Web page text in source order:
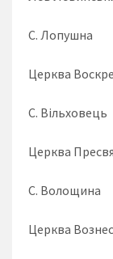
С. Лопушна
Церква
С. Вільховець
Церква
С. Волощина
Церква